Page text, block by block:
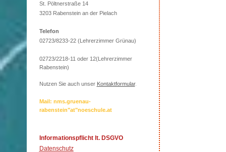
St. Pöltnerstraße 14
3203 Rabenstein an der Pielach
Telefon
02723/8233-22 (Lehrerzimmer Grünau)
02723/2218-11 oder 12(Lehrerzimmer
Rabenstein)
Nutzen Sie auch unser Kontaktformular.
Mail: nms.gruenau-
rabenstein"at"noeschule.at
Informationspflicht lt. DSGVO
Datenschutz